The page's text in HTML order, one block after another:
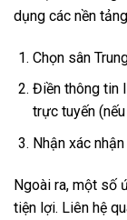
dụng các nền
Chọn sân
Điền thông tin
trực tuyến
Nhận xác
Ngoài ra, một số
tiện lợi. Liên hệ